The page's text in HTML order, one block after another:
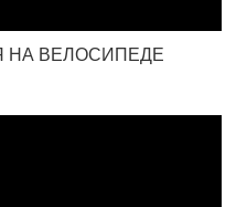
НА ВЕЛОСИПЕДЕ